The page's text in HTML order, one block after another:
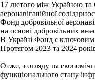
17 лютого між Україною та
аеронавігаційної
Фонд добровільної
на основі добровільних
В Україні Фонд є ключовим
Протягом 2023 та 2024
Отже, з огляду на
функціонального стану